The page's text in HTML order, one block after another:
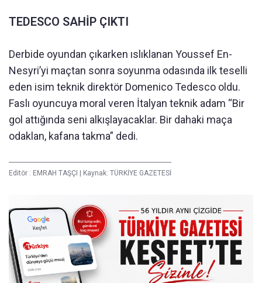
TEDESCO SAHİP ÇIKTI
Derbide oyundan çıkarken ıslıklanan Youssef En-
Nesyri’yi maçtan sonra soyunma odasında ilk teselli
eden isim teknik direktör Domenico Tedesco oldu.
Faslı oyuncuya moral veren İtalyan teknik adam “Bir
gol attığında seni alkışlayacaklar. Bir dahaki maça
odaklan, kafana takma” dedi.
Editör : EMRAH TAŞÇI Kaynak: TÜRKİYE GAZETESİ